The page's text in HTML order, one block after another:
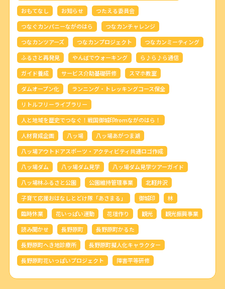
おもてなし
お知らせ
つたえる委員会
つなぐカンパニーながのはら
つなカンチャレンジ
つなカンツアーズ
つなカンプロジェクト
つなカンミーティング
ふるさと再発見
やんばでウォーキング
ら♪ら♪ら通信
ガイド養成
サービス介助基礎研修
スマホ教室
ダムオープン化
ランニング・トレッキングコース保全
リトルフリーライブラリー
人と地域を歴史でつなぐ！戦国御城印fromながのはら！
人材育成企画
八ッ場
八ッ場あがつま湖
八ッ場アウトドアスポーツ・アクティビティ共通ロゴ作成
八ッ場ダム
八ッ場ダム見学
八ッ場ダム見学ツアーガイド
八ッ場林ふるさと公園
公園維持管理事業
北軽井沢
子育て応援おはなしとどけ隊「あさまる」
御城印
林
臨時休業
花いっぱい運動 花壇作り 観光
観光振興事業
読み聞かせ
長野原町
長野原町かるた
長野原町へき地診療所
長野原町擬人化キャラクター
長野原町花いっぱいプロジェクト
障害平等研修